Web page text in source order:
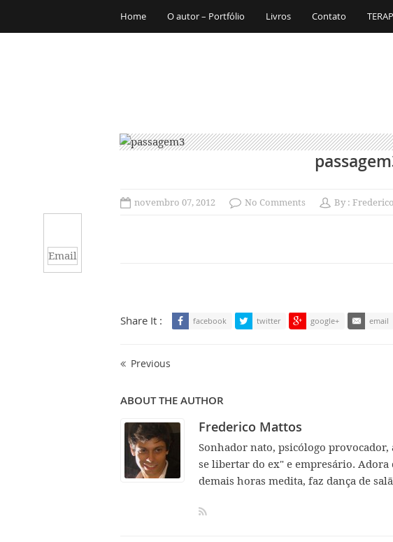
Home O autor – Portfólio Livros Contato
novembro 07, 2012 No Comments By :
Email
Share It : facebook twitter google+ email
Previous
ABOUT THE AUTHOR
Frederico Mattos
Sonhador nato, psicólogo
se libertar do ex" e empresário.
demais horas medita, faz dança de